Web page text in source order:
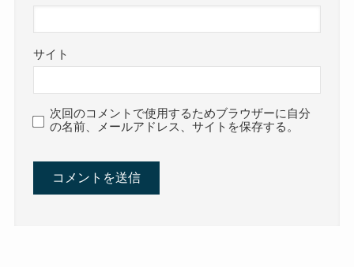
サイト
次回のコメントで使用するためブラウザーに自分
の名前、メールアドレス、サイトを保存する。